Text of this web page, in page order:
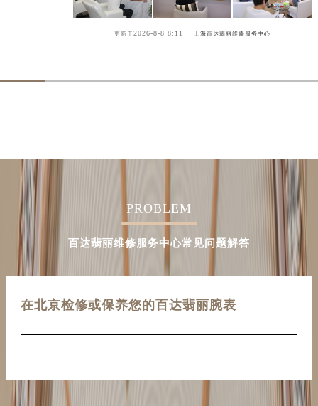
更新于2026-8-8 8:11 上海百达翡丽维修服务中心
PROBLEM
百达翡丽维修服务中心常见问题解答
在北京检修或保养您的百达翡丽腕表